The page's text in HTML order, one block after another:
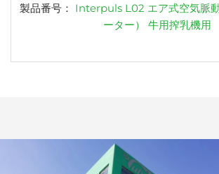
製品番号： Interpuls L02 エア式空気脈
ーター） 牛用搾乳機用